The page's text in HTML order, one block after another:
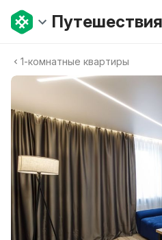
Путешествия
1-комнатные квартиры